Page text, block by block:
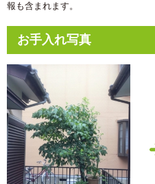
報も含まれます。
お手入れ写真